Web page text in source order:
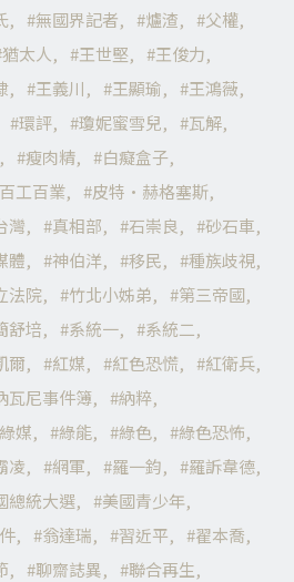
無國界記者 爐渣
父權
猶太人 王世堅
王俊力
王義川 王顯瑜
王鴻薇
環評 瓊妮蜜雪兒
瓦解
瘦肉精
白癡盒子
百工百業
皮特·赫格塞斯
灣 真相部 石崇良
砂石車
體 神伯洋 移民
種族歧視
法院 竹北小姊弟
第三帝國
舒培 系統一
系統二
爾 紅媒 紅色恐慌
紅衛兵
瓦尼事件簿
納粹
綠媒 綠能 綠色
綠色恐怖
凌 網軍 羅一鈞
羅訴韋德
總統大選
美國青少年
翁達瑞 習近平
翟本喬
聊齋誌異
聯合再生